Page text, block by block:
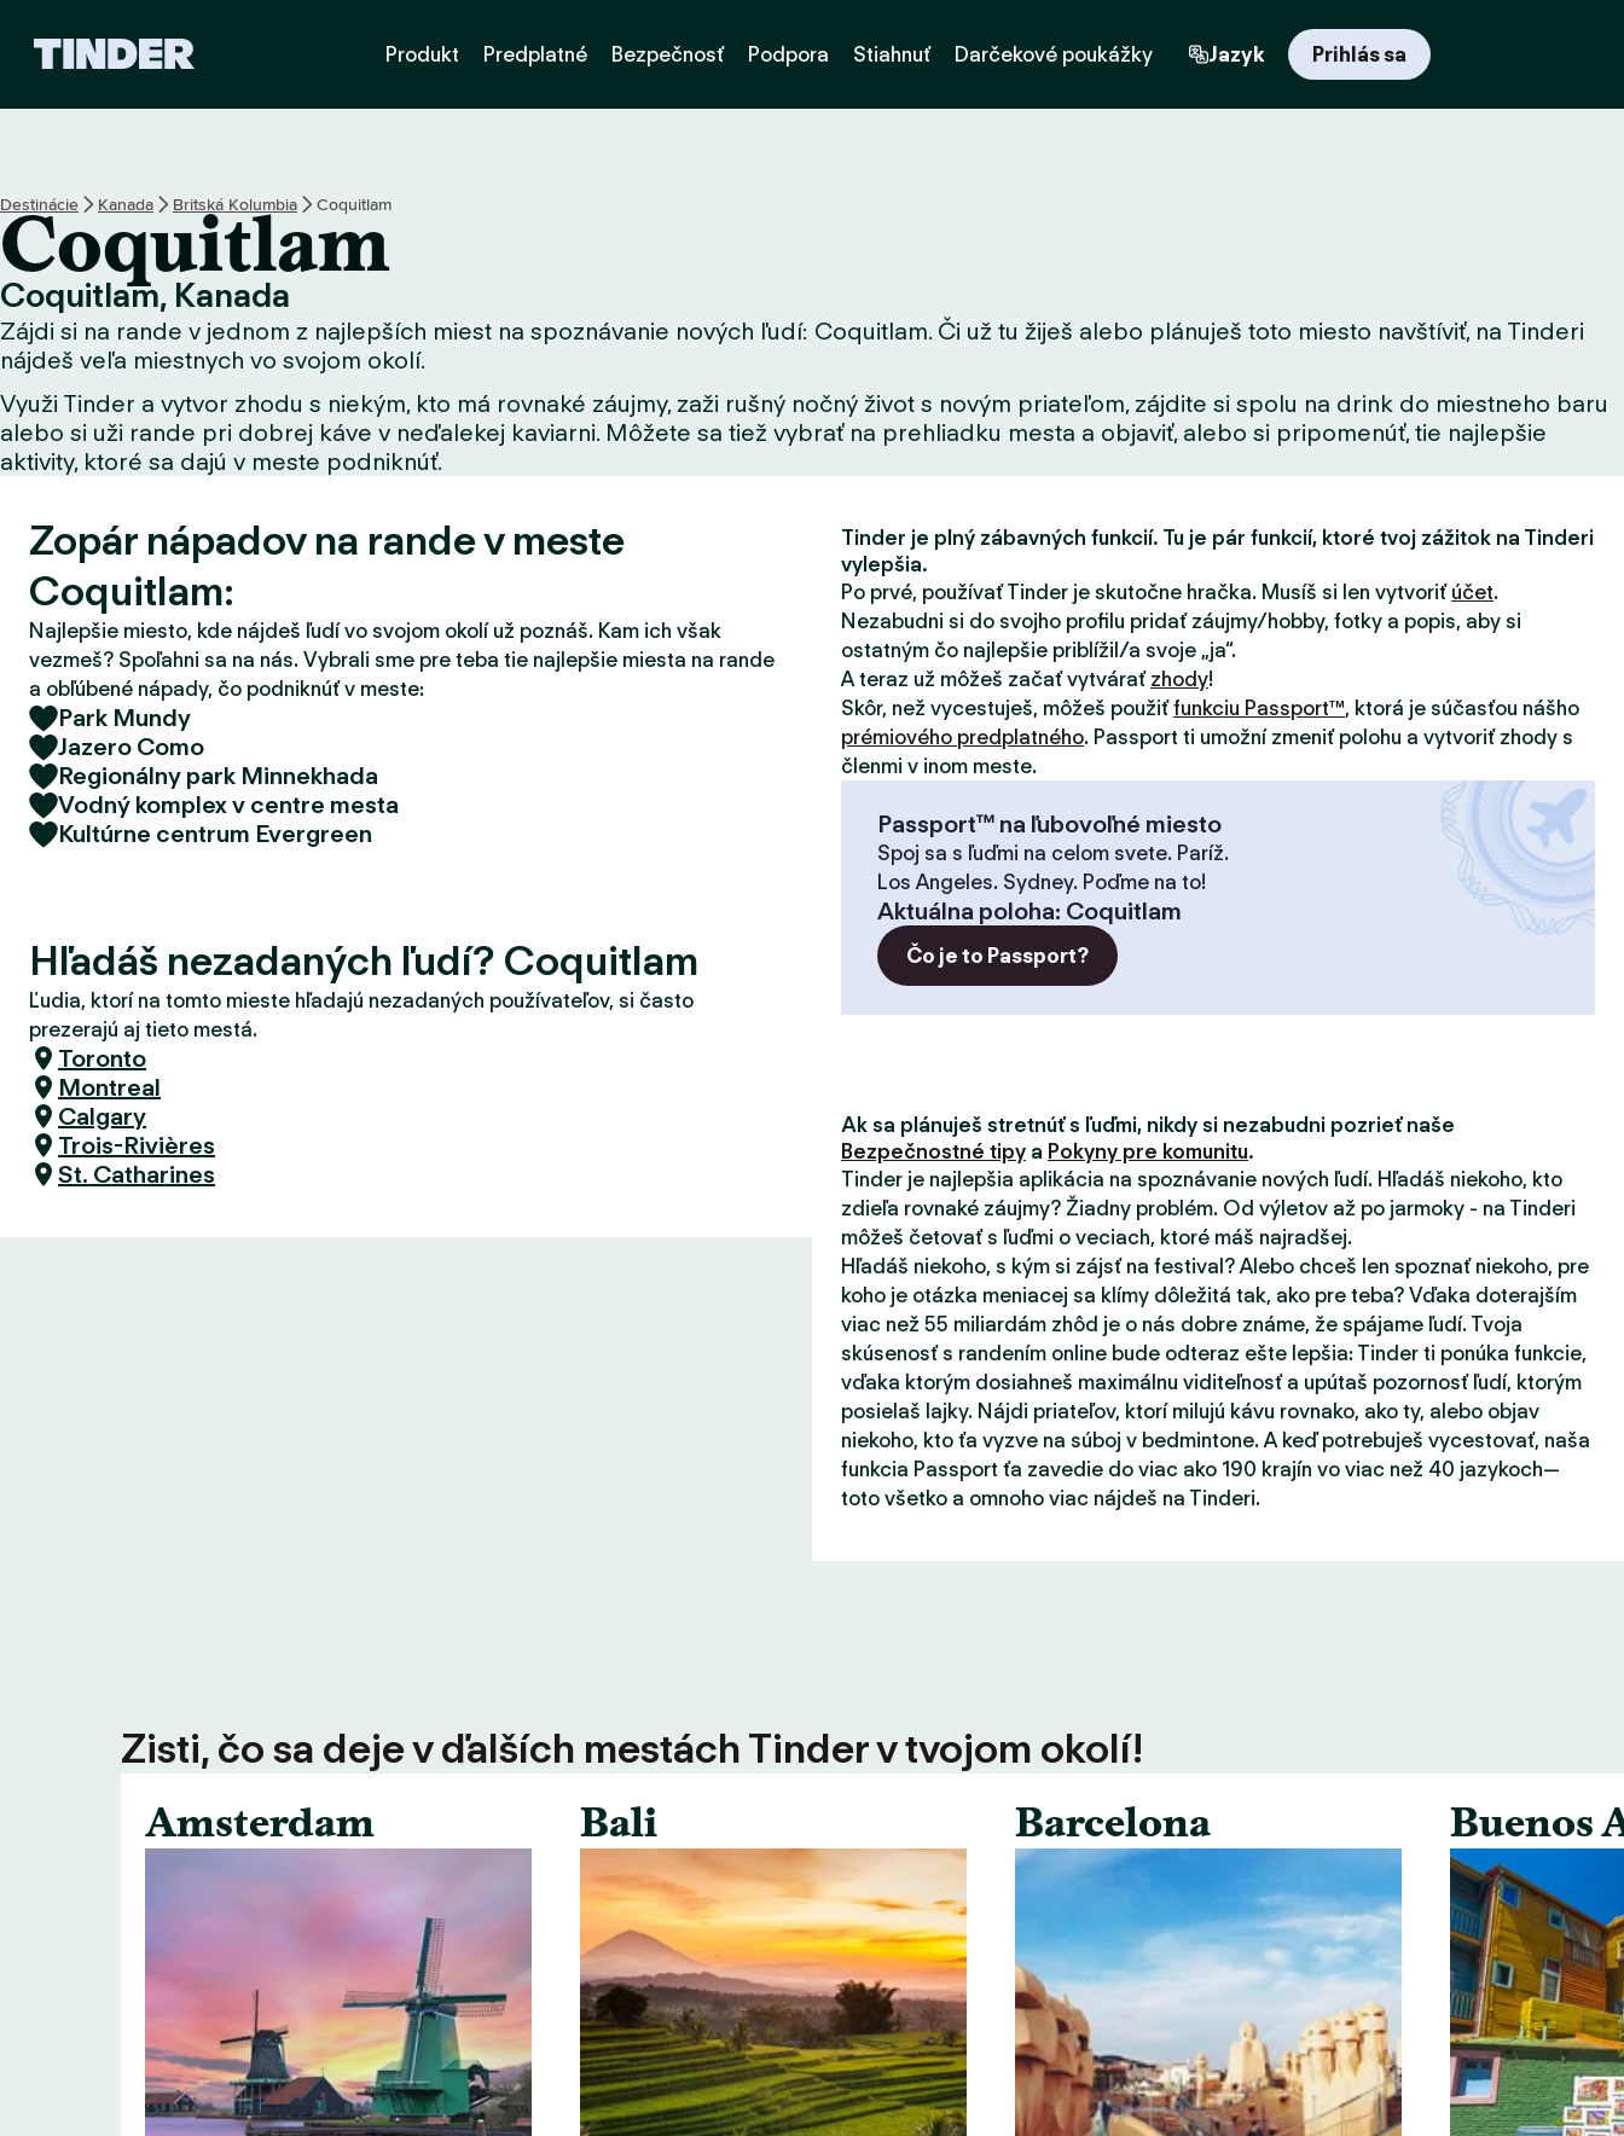
k
á
r
a
z
o
v
k
a
T
n
d
e
r
Produkt Predplatné Bezpečnosť Podpora Stiahnuť Darčekové poukážky Jazyk Prihlás sa
Destinácie Kanada Britská Kolumbia Coquitlam
Coquitlam
Coquitlam, Kanada
Zájdi si na rande v jednom z najlepších miest na spoznávanie nových ľudí: Coquitlam. Či už tu žiješ alebo plánuješ toto miesto navštíviť, na Tinderi
nájdeš veľa miestnych vo svojom okolí.
Využi Tinder a vytvor zhodu s niekým, kto má rovnaké záujmy, zaži rušný nočný život s novým priateľom, zájdite si spolu na drink do miestneho baru
alebo si uži rande pri dobrej káve v neďalekej kaviarni. Môžete sa tiež vybrať na prehliadku mesta a objaviť, alebo si pripomenúť, tie najlepšie
aktivity, ktoré sa dajú v meste podniknúť.
Zopár nápadov na rande v meste
Coquitlam:
Najlepšie miesto, kde nájdeš ľudí vo svojom okolí už poznáš. Kam ich však
vezmeš? Spoľahni sa na nás. Vybrali sme pre teba tie najlepšie miesta na rande
a obľúbené nápady, čo podniknúť v meste:
Park Mundy
Jazero Como
Regionálny park Minnekhada
Vodný komplex v centre mesta
Kultúrne centrum Evergreen
Hľadáš nezadaných ľudí? Coquitlam
Ľudia, ktorí na tomto mieste hľadajú nezadaných používateľov, si často
prezerajú aj tieto mestá.
Toronto
Montreal
Calgary
Trois-Rivières
St. Catharines
Tinder je plný zábavných funkcií. Tu je pár funkcií, ktoré tvoj zážitok na Tinderi
vylepšia.
Po prvé, používať Tinder je skutočne hračka. Musíš si len vytvoriť účet.
Nezabudni si do svojho profilu pridať záujmy/hobby, fotky a popis, aby si
ostatným čo najlepšie priblížil/a svoje „ja“.
A teraz už môžeš začať vytvárať zhody!
Skôr, než vycestuješ, môžeš použiťfunkciu Passport™, ktorá je súčasťou nášho
prémiového predplatného. Passport ti umožní zmeniť polohu a vytvoriť zhody s
členmi v inom meste.
Passport™ na ľubovoľné miesto
Spoj sa s ľuďmi na celom svete. Paríž.
Los Angeles. Sydney. Poďme na to!
Aktuálna poloha: Coquitlam
Čo je to Passport?
Ak sa plánuješ stretnúť s ľuďmi, nikdy si nezabudni pozrieť naše
Bezpečnostné tipy a Pokyny pre komunitu.
Tinder je najlepšia aplikácia na spoznávanie nových ľudí. Hľadáš niekoho, kto
zdieľa rovnaké záujmy? Žiadny problém. Od výletov až po jarmoky - na Tinderi
môžeš četovať s ľuďmi o veciach, ktoré máš najradšej.
Hľadáš niekoho, s kým si zájsť na festival? Alebo chceš len spoznať niekoho, pre
koho je otázka meniacej sa klímy dôležitá tak, ako pre teba? Vďaka doterajším
viac než 55 miliardám zhôd je o nás dobre známe, že spájame ľudí. Tvoja
skúsenosť s randením online bude odteraz ešte lepšia: Tinder ti ponúka funkcie,
vďaka ktorým dosiahneš maximálnu viditeľnosť a upútaš pozornosť ľudí, ktorým
posielaš lajky. Nájdi priateľov, ktorí milujú kávu rovnako, ako ty, alebo objav
niekoho, kto ťa vyzve na súboj v bedmintone. A keď potrebuješ vycestovať, naša
funkcia Passport ťa zavedie do viac ako 190 krajín vo viac než 40 jazykoch—
toto všetko a omnoho viac nájdeš na Tinderi.
Zisti, čo sa deje v ďalších mestách Tinder v tvojom okolí!
Amsterdam
Bali Barcelona Buenos